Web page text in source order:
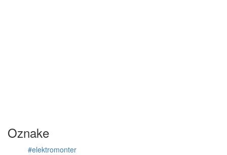
Oznake
#elektromonter